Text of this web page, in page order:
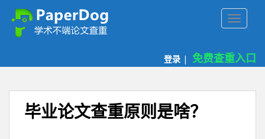
登录 | 免费查重入口
毕业论文查重原则是啥？